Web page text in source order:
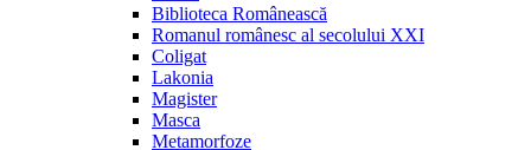
Biblioteca Românească
Romanul românesc al secolului XXI
Coligat
Lakonia
Magister
Masca
Metamorfoze